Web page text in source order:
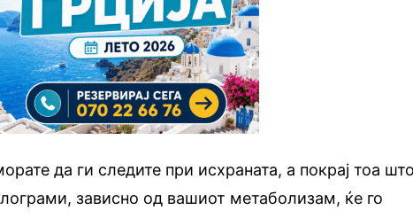
да ги следите при исхраната, а покрај тоа
зависно од вашиот метаболизам, ќе го